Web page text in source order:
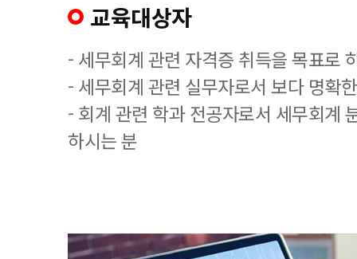
교육대상자
- 세무회계 관련 자격증 취득을 목표로
- 세무회계 관련 실무자로서 보다 명확
- 회계 관련 학과 전공자로서 세무회계
하시는 분